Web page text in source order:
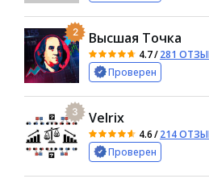
2 Высшая Точка
4.7/281
Проверен
3 Velrix
4.6/214
Проверен